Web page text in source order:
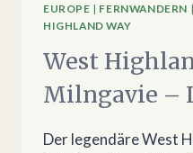
EUROPE | FERNWANDERN |
HIGHLAND WAY
West
Milngavie –
Der legendäre West